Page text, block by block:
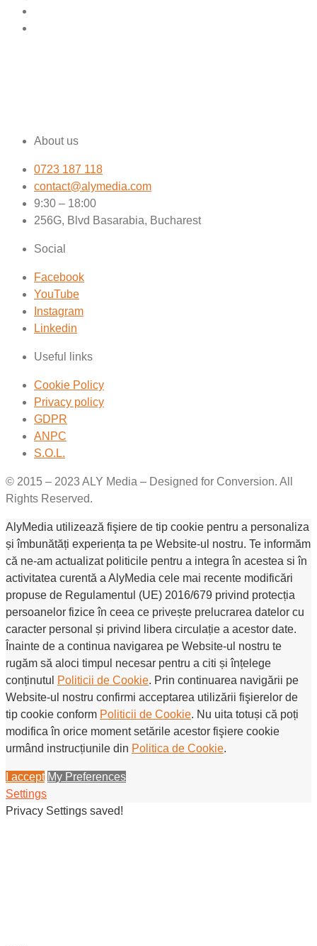
About us
0723 187 118
contact@alymedia.com
9:30 – 18:00
256G, Blvd Basarabia, Bucharest
Social
Facebook
YouTube
Instagram
Linkedin
Useful links
Cookie Policy
Privacy policy
GDPR
ANPC
S.O.L.
© 2015 – 2023 ALY Media – Designed for Conversion. All
Rights Reserved.
AlyMedia utilizează fişiere de tip cookie pentru a personaliza
și îmbunătăți experiența ta pe Website-ul nostru. Te informăm
că ne-am actualizat politicile pentru a integra în acestea si în
activitatea curentă a AlyMedia cele mai recente modificări
propuse de Regulamentul (UE) 2016/679 privind protecția
persoanelor fizice în ceea ce privește prelucrarea datelor cu
caracter personal și privind libera circulație a acestor date.
Înainte de a continua navigarea pe Website-ul nostru te
rugăm să aloci timpul necesar pentru a citi și înțelege
conținutul
Politicii de Cookie. Prin continuarea navigării pe
Website-ul nostru confirmi acceptarea utilizării fişierelor de
tip cookie conform Politicii de Cookie. Nu uita totuși că poți
modifica în orice moment setările acestor fişiere cookie
urmând instrucțiunile din Politica de Cookie.
I accept My Preferences
Settings
Privacy Settings saved!